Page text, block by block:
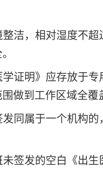
整洁，相对湿度不超
学证明》应存放于
做到工作区域全覆
发同属于一个机构
未签发的空白《出